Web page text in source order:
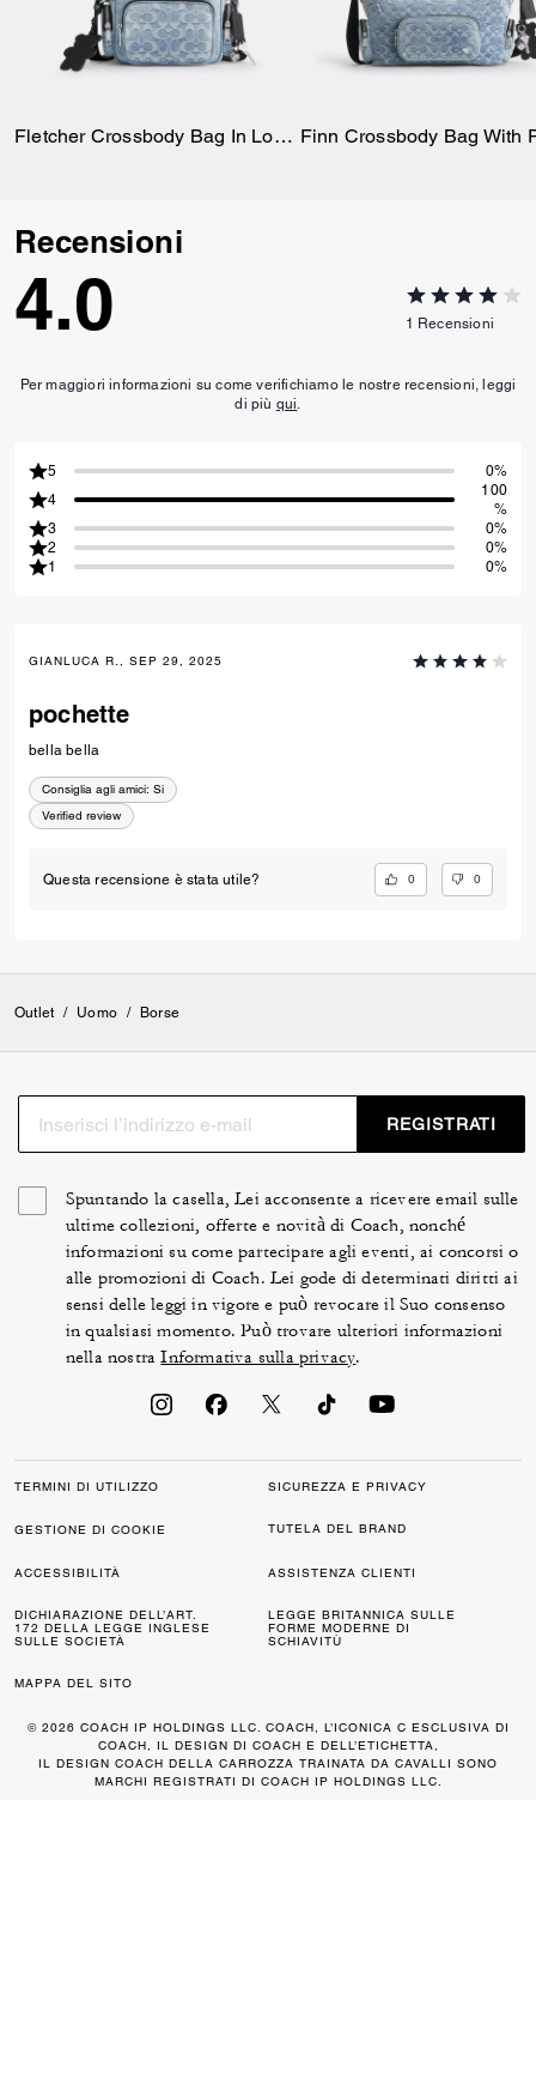
Fletcher Crossbody Bag In Loved Signature Denim
Recensioni
4.0 1 Recensioni
Per maggiori informazioni su come verifichiamo le nostre recensioni, leggi
di più qui
5
0%
4
100
%
3
0%
2
0%
1
0%
GIANLUCA R., SEP 29, 2025
pochette
bella bella
Consiglia agli amici: Si
Verified review
Questa recensione è stata utile? 0 0
Outlet / Uomo / Borse
REGISTRATI
Spuntando la casella, Lei acconsente a ricevere email sulle
ultime collezioni, offerte e novità di Coach, nonché
informazioni su come partecipare agli eventi, ai concorsi o
alle promozioni di Coach. Lei gode di determinati diritti ai
sensi delle leggi in vigore e può revocare il Suo consenso
in qualsiasi momento. Può trovare ulteriori informazioni
nella nostraInformativa sulla privacy.
TERMINI DI UTILIZZO SICUREZZA E PRIVACY
GESTIONE DI COOKIE TUTELA DEL BRAND
ACCESSIBILITÀ ASSISTENZA CLIENTI
DICHIARAZIONE DELL’ART.
172 DELLA LEGGE INGLESE
SULLE SOCIETÀ
LEGGE BRITANNICA SULLE
FORME MODERNE DI
SCHIAVITÙ
MAPPA DEL SITO
© 2026 COACH IP HOLDINGS LLC. COACH, L’ICONICA C ESCLUSIVA DI
COACH, IL DESIGN DI COACH E DELL’ETICHETTA,
IL DESIGN COACH DELLA CARROZZA TRAINATA DA CAVALLI SONO
MARCHI REGISTRATI DI COACH IP HOLDINGS LLC.